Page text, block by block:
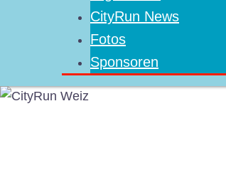
CityRun News
Fotos
Sponsoren